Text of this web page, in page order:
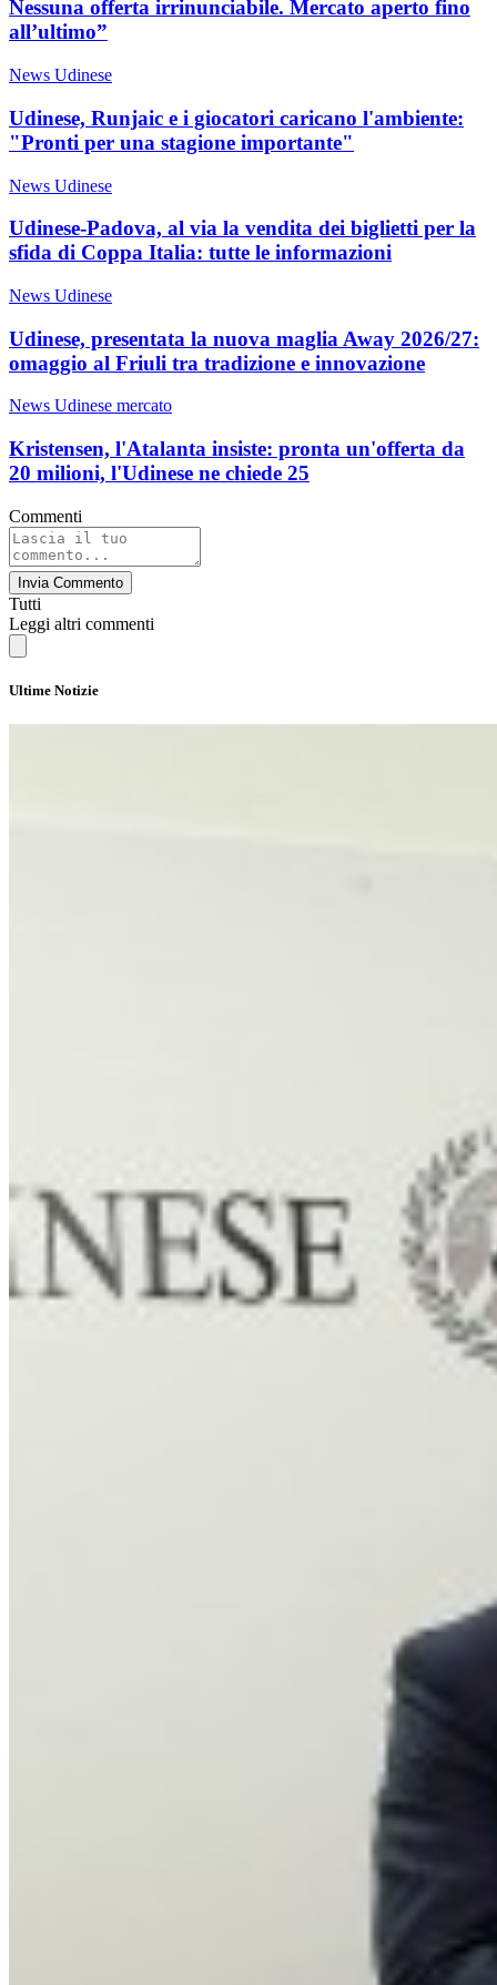
Nessuna offerta irrinunciabile. Mercato aperto fino
all’ultimo”
News Udinese
Udinese, Runjaic e i giocatori caricano l'ambiente:
"Pronti per una stagione importante"
News Udinese
Udinese-Padova, al via la vendita dei biglietti per la
sfida di Coppa Italia: tutte le informazioni
News Udinese
Udinese, presentata la nuova maglia Away 2026/27:
omaggio al Friuli tra tradizione e innovazione
News Udinese mercato
Kristensen, l'Atalanta insiste: pronta un'offerta da
20 milioni, l'Udinese ne chiede 25
Commenti
Invia Commento
Tutti
Leggi altri commenti
Ultime Notizie